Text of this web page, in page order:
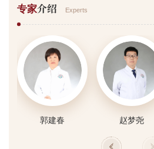
专家介绍 Experts
郭建春 赵梦尧